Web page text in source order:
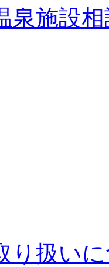
泉施設
り扱い